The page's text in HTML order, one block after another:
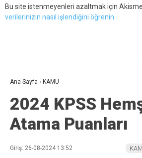
Bu site istenmeyenleri azaltmak için
verilerinizin nasıl işlendiğini öğrenin.
Ana Sayfa › KAMU
2024 KPSS
Atama Puanları
Giriş: 26-08-2024 13:52